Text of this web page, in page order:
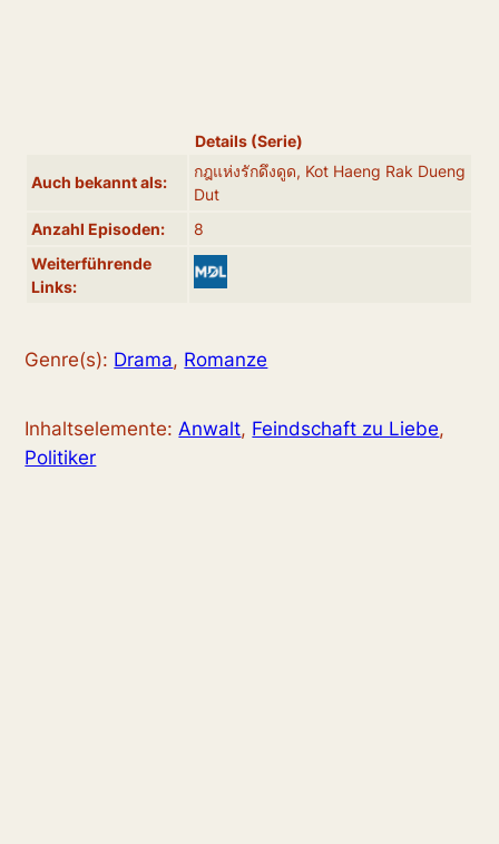
Details (Serie)
Auch bekannt als:
กฎแห่งรักดึงดูด, Kot Haeng Rak Dueng
Dut
Anzahl Episoden:
8
Weiterführende
Links:
Genre(s): Drama, Romanze
Inhaltselemente: Anwalt, Feindschaft zu Liebe,
Politiker